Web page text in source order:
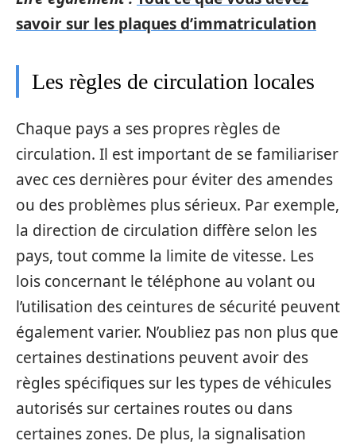
savoir sur les plaques d’immatriculation
Les règles de circulation locales
Chaque pays a ses propres règles de
circulation. Il est important de se familiariser
avec ces dernières pour éviter des amendes
ou des problèmes plus sérieux. Par exemple,
la direction de circulation diffère selon les
pays, tout comme la limite de vitesse. Les
lois concernant le téléphone au volant ou
l’utilisation des ceintures de sécurité peuvent
également varier. N’oubliez pas non plus que
certaines destinations peuvent avoir des
règles spécifiques sur les types de véhicules
autorisés sur certaines routes ou dans
certaines zones. De plus, la signalisation